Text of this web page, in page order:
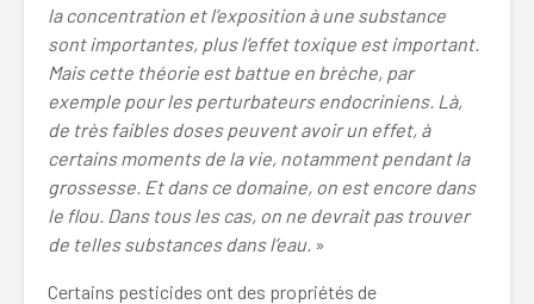
la concentration et l’exposition à une substance
sont importantes, plus l’effet toxique est important.
Mais cette théorie est battue en brèche, par
exemple pour les perturbateurs endocriniens. Là,
de très faibles doses peuvent avoir un effet, à
certains moments de la vie, notamment pendant la
grossesse. Et dans ce domaine, on est encore dans
le flou. Dans tous les cas, on ne devrait pas trouver
de telles substances dans l’eau. »
Certains pesticides ont des propriétés de